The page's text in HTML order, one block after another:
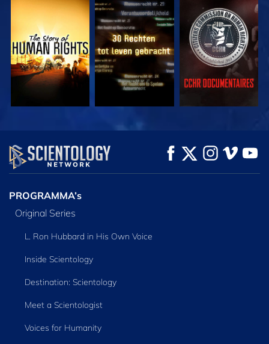
KIJK KIJK KIJK
KIJK VERKEN DE SERIE
PROGRAMMA’s
Original Series
L. Ron Hubbard in His Own Voice
Inside Scientology
Destination: Scientology
Meet a Scientologist
Voices for Humanity